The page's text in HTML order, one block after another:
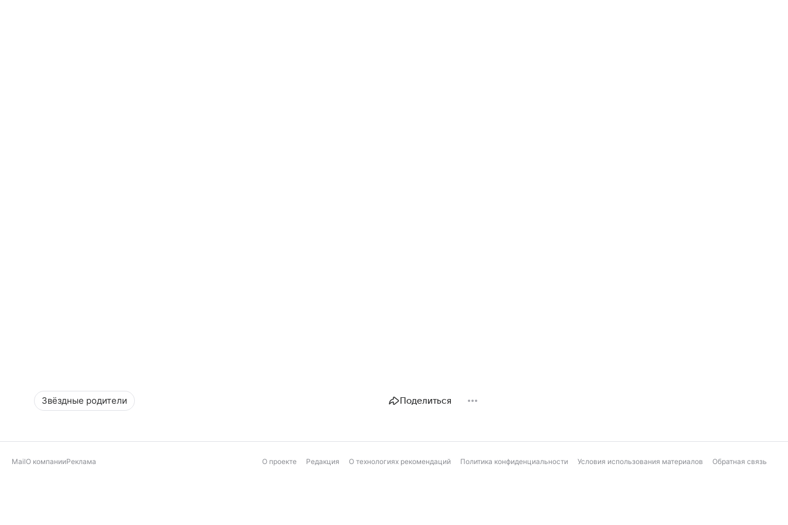
Звёздные родители Поделиться
MailО компанииРеклама О проекте Редакция О технологиях рекомендаций Политика конфиденциальности Условия использования материалов Обратная связь